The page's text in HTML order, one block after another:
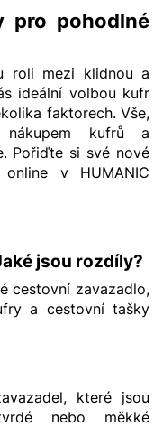
pro pohodlné
roli mezi klidnou a
ideální volbou kufr
faktorech. Vše,
kufrů a
Pořiďte si své nové
v HUMANIC
jsou rozdíly?
cestovní zavazadlo,
a cestovní tašky
které jsou
nebo měkké